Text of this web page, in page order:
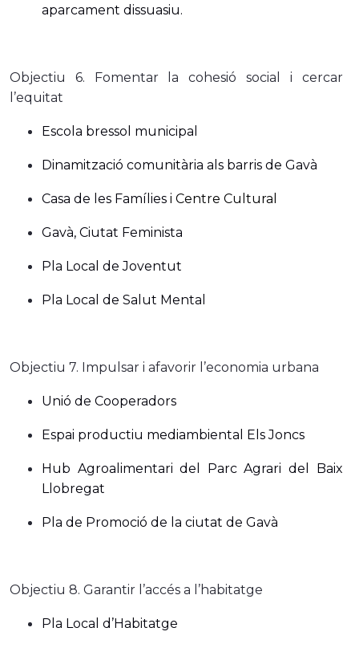
aparcament dissuasiu.
Objectiu 6. Fomentar la cohesió social i cercar
l’equitat
Escola bressol municipal
Dinamització comunitària als barris de Gavà
Casa de les Famílies i Centre Cultural
Gavà, Ciutat Feminista
Pla Local de Joventut
Pla Local de Salut Mental
Objectiu 7. Impulsar i afavorir l’economia urbana
Unió de Cooperadors
Espai productiu mediambiental Els Joncs
Hub Agroalimentari del Parc Agrari del Baix
Llobregat
Pla de Promoció de la ciutat de Gavà
Objectiu 8. Garantir l’accés a l’habitatge
Pla Local d’Habitatge